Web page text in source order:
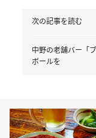
次の記事を読む
中野の老舗バー「
ボールを